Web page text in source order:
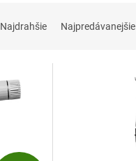
Najdrahšie Najpredávanejšie